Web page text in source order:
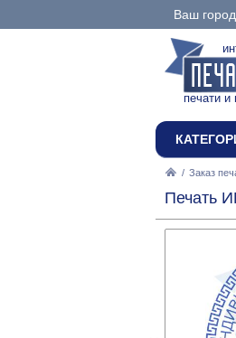
Ваш
печати
/ Заказ
Печать